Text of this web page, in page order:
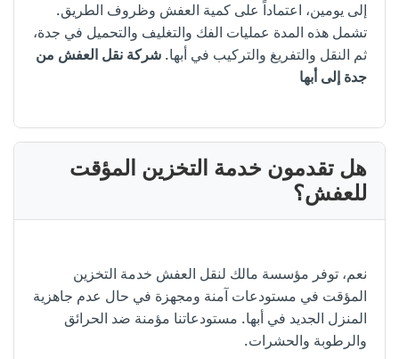
إلى يومين، اعتماداً على كمية العفش وظروف الطريق.
تشمل هذه المدة عمليات الفك والتغليف والتحميل في جدة،
ثم النقل والتفريغ والتركيب في أبها. شركة نقل العفش من
جدة إلى أبها
هل تقدمون خدمة التخزين المؤقت
للعفش؟
نعم، توفر مؤسسة مالك لنقل العفش خدمة التخزين
المؤقت في مستودعات آمنة ومجهزة في حال عدم جاهزية
المنزل الجديد في أبها. مستودعاتنا مؤمنة ضد الحرائق
والرطوبة والحشرات.